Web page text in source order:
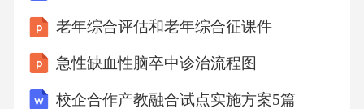
老年综合评估和老年综合征课件
急性缺血性脑卒中诊治流程图
校企合作产教融合试点实施方案5篇